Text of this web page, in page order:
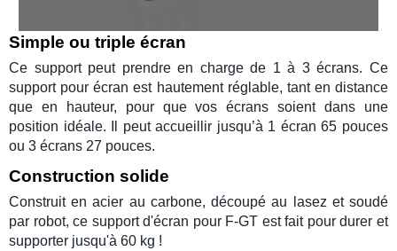
Simple ou triple écran
Ce support peut prendre en charge de 1 à 3 écrans. Ce
support pour écran est hautement réglable, tant en distance
que en hauteur, pour que vos écrans soient dans une
position idéale. Il peut accueillir jusqu’à 1 écran 65 pouces
ou 3 écrans 27 pouces.
Construction solide
Construit en acier au carbone, découpé au lasez et soudé
par robot, ce support d'écran pour F-GT est fait pour durer et
supporter jusqu'à 60 kg !